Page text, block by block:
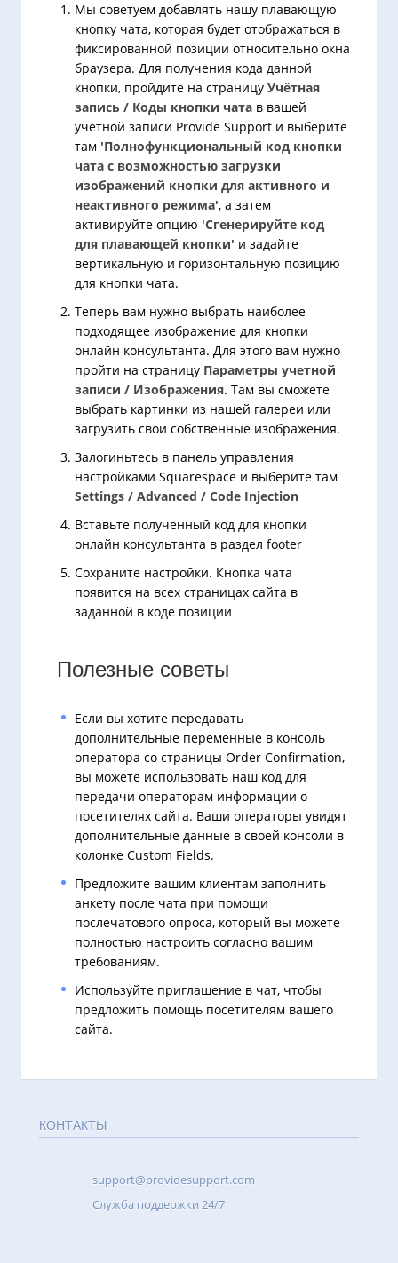
Мы советуем добавлять нашу плавающую
кнопку чата, которая будет отображаться в
фиксированной позиции относительно окна
браузера. Для получения кода данной
кнопки, пройдите на страницу Учётная
запись / Коды кнопки чата в вашей
учётной записи Provide Support и выберите
там 'Полнофункциональный код кнопки
чата с возможностью загрузки
изображений кнопки для активного и
неактивного режима', а затем
активируйте опцию 'Сгенерируйте код
для плавающей кнопки' и задайте
вертикальную и горизонтальную позицию
для кнопки чата.
Теперь вам нужно выбрать наиболее
подходящее изображение для кнопки
онлайн консультанта. Для этого вам нужно
пройти на страницу Параметры учетной
записи / Изображения. Там вы сможете
выбрать картинки из нашей галереи или
загрузить свои собственные изображения.
Залогиньтесь в панель управления
настройками Squarespace и выберите там
Settings / Advanced / Code Injection
Вставьте полученный код для кнопки
онлайн консультанта в раздел footer
Сохраните настройки. Кнопка чата
появится на всех страницах сайта в
заданной в коде позиции
Полезные советы
Если вы хотите передавать
дополнительные переменные в консоль
оператора со страницы Order Confirmation,
вы можете использовать наш код для
передачи операторам информации о
посетителях сайта. Ваши операторы увидят
дополнительные данные в своей консоли в
колонке Custom Fields.
Предложите вашим клиентам заполнить
анкету после чата при помощи
послечатового опроса, который вы можете
полностью настроить согласно вашим
требованиям.
Используйте приглашение в чат, чтобы
предложить помощь посетителям вашего
сайта.
КОНТАКТЫ
support@providesupport.com
Cлужба поддержки 24/7